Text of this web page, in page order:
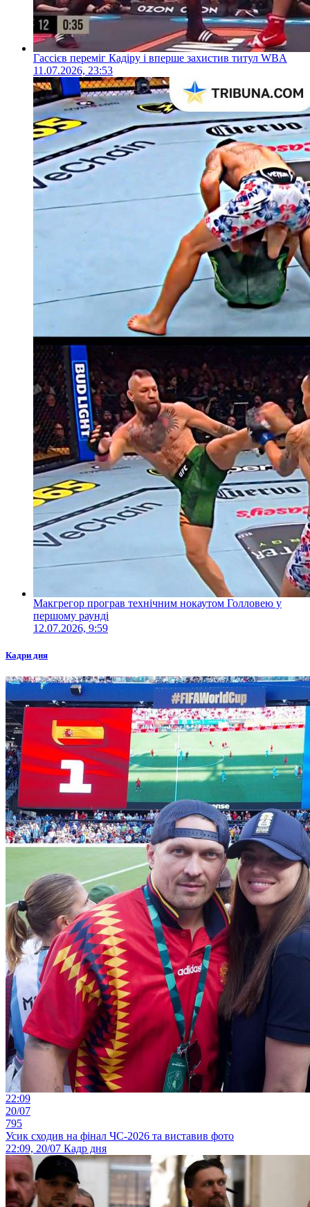
Гассієв переміг Кадіру і вперше захистив титул WBA
11.07.2026, 23:53
Макгрегор програв технічним нокаутом Голловею у
першому раунді
12.07.2026, 9:59
Кадри дня
22:09
20/07
795
Усик сходив на фінал ЧС-2026 та виставив фото
22:09, 20/07 Кадр дня